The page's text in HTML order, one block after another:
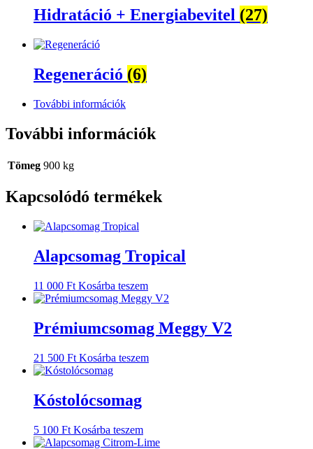
Hidratáció + Energiabevitel (27)
Regeneráció (6)
További információk
További információk
Tömeg 900 kg
Kapcsolódó termékek
Alapcsomag Tropical
11 000 Ft Kosárba teszem
Prémiumcsomag Meggy V2
21 500 Ft Kosárba teszem
Kóstolócsomag
5 100 Ft Kosárba teszem